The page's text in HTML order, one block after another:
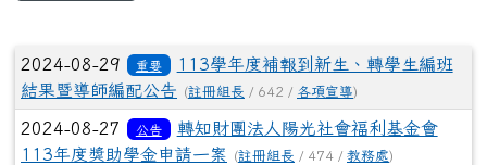
文章列表
2024-08-29 重要
113學年度補報到新生、轉學生編班
結果暨導師編配公告
(註冊組長 / 642 / 各項宣導)
2024-08-27 公告
轉知財團法人陽光社會福利基金會
113年度獎助學金申請一案
(註冊組長 / 474 / 教務處)